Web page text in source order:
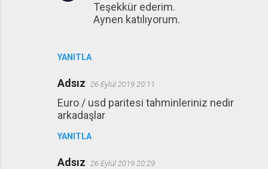
YANITLA
Teşekkür ederim.
Aynen katılıyorum.
Adsız 26 Eylül 2019 20:11
Euro / usd paritesi tahminleriniz nedir
arkadaşlar
YANITLA
Adsız 26 Eylül 2019 20:29